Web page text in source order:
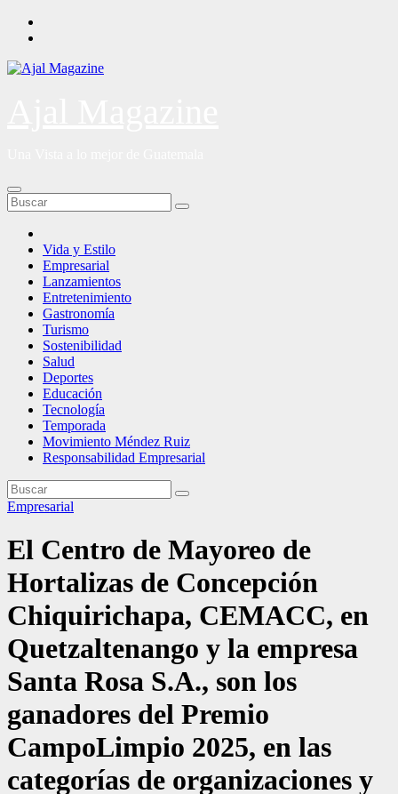
Saltar
Vida y Estilo
Empresarial
Lanzamientos
Entretenimiento
Gastronomía
Turismo
Sostenibilidad
Salud
Deportes
Educación
Tecnología
Temporada
Movimiento Méndez Ruiz
Responsabilidad Empresarial
Empresarial
El Centro de Mayoreo de
Hortalizas de Concepción
Chiquirichapa, CEMACC, en
Quetzaltenango y la empresa
Santa Rosa S.A., son los
ganadores del Premio
CampoLimpio 2025, en las
categorías de organizaciones y